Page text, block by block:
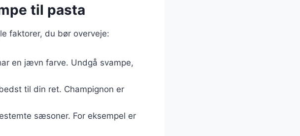
til pasta
faktorer, du bør overveje:
en jævn farve. Undgå svampe,
til din ret. Champignon er
sæsoner. For eksempel er